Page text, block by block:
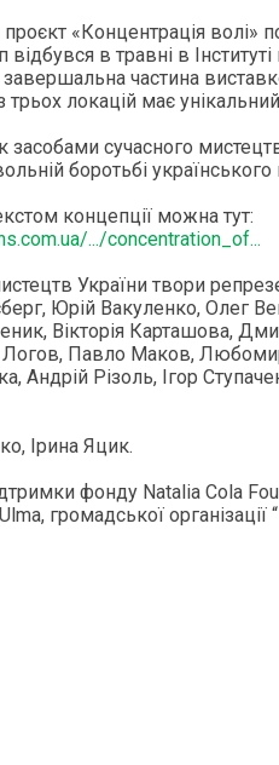
«Концентрація волі»
відбувся в травні в
частина
локацій має
засобами сучасного
боротьбі українського
концепції можна тут:
.../concentration_of...
України твори
Юрій Вакуленко, Олег
Вікторія Карташова,
Павло Маков,
Андрій Різоль, Ігор
Ірина Яцик.
фонду Natalia Cola
громадської